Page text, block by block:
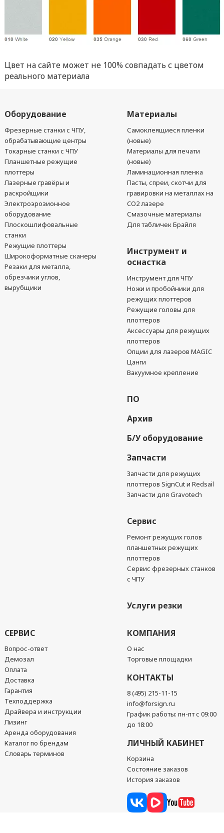
Цвет на сайте может не 100% совпадать с цветом
реального материала
Оборудование
Фрезерные станки с ЧПУ,
обрабатывающие центры
Токарные станки с ЧПУ
Планшетные режущие
плоттеры
Лазерные гравёры и
раскройщики
Электроэрозионное
оборудование
Плоскошлифовальные
станки
Режущие плоттеры
Широкоформатные сканеры
Резаки для металла,
обрезчики углов,
вырубщики
Материалы
Самоклеящиеся пленки
(новые)
Материалы для печати
(новые)
Ламинационная пленка
Пасты, спреи, скотчи для
гравировки на металлах на
CO2 лазере
Смазочные материалы
Для табличек Брайля
Инструмент и
оснастка
Инструмент для ЧПУ
Ножи и пробойники для
режущих плоттеров
Режущие головы для
плоттеров
Аксессуары для режущих
плоттеров
Опции для лазеров MAGIC
Цанги
Вакуумное крепление
ПО
Архив
Б/У оборудование
Запчасти
Запчасти для режущих
плоттеров SignCut и Redsail
Запчасти для Gravotech
Сервис
Ремонт режущих голов
планшетных режущих
плоттеров
Сервис фрезерных станков
с ЧПУ
Услуги резки
СЕРВИС
Вопрос-ответ
Демозал
Оплата
Доставка
Гарантия
Техподдержка
Драйвера и инструкции
Лизинг
Аренда оборудования
Каталог по брендам
Словарь терминов
КОМПАНИЯ
О нас
Торговые площадки
КОНТАКТЫ
8 (495) 215-11-15
info@forsign.ru
График работы: пн-пт с 09:00
до 18:00
ЛИЧНЫЙ КАБИНЕТ
Корзина
Состояние заказов
История заказов